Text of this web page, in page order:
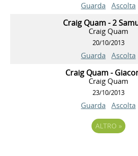
Guarda Ascolta
Craig Quam - 2
Craig Quam
20/10/2013
Guarda Ascolta
Craig Quam -
Craig Quam
23/10/2013
Guarda Ascolta
ALTRO »